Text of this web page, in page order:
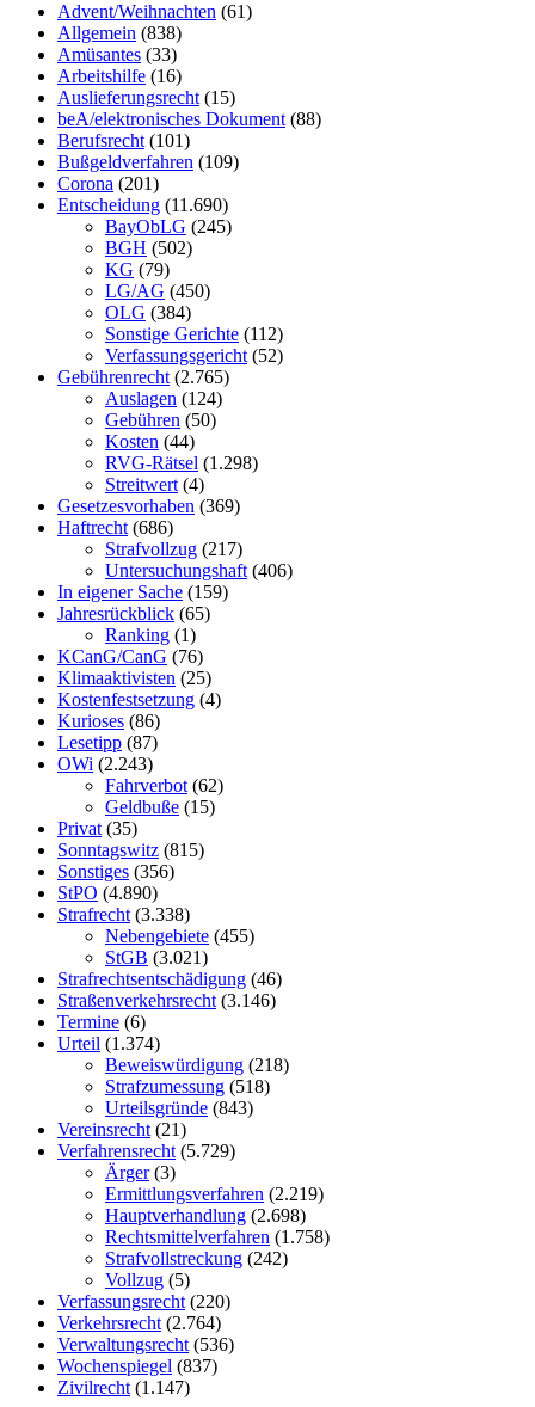
Advent/Weihnachten (61)
Allgemein (838)
Amüsantes (33)
Arbeitshilfe (16)
Auslieferungsrecht(15)
beA/elektronisches Dokument(88)
Berufsrecht(101)
Bußgeldverfahren (109)
Corona (201)
Entscheidung (11.690)
BayObLG (245)
BGH (502)
KG (79)
LG/AG (450)
OLG (384)
Sonstige Gerichte (112)
Verfassungsgericht(52)
Gebührenrecht(2.765)
Auslagen (124)
Gebühren (50)
Kosten (44)
RVG-Rätsel (1.298)
Streitwert(4)
Gesetzesvorhaben (369)
Haftrecht(686)
Strafvollzug (217)
Untersuchungshaft(406)
In eigener Sache (159)
Jahresrückblick (65)
Ranking (1)
KCanG/CanG (76)
Klimaaktivisten (25)
Kostenfestsetzung (4)
Kurioses (86)
Lesetipp (87)
OWi (2.243)
Fahrverbot(62)
Geldbuße (15)
Privat(35)
Sonntagswitz (815)
Sonstiges (356)
StPO (4.890)
Strafrecht(3.338)
Nebengebiete (455)
StGB (3.021)
Strafrechtsentschädigung (46)
Straßenverkehrsrecht(3.146)
Termine (6)
Urteil (1.374)
Beweiswürdigung (218)
Strafzumessung (518)
Urteilsgründe (843)
Vereinsrecht(21)
Verfahrensrecht(5.729)
Ärger(3)
Ermittlungsverfahren (2.219)
Hauptverhandlung (2.698)
Rechtsmittelverfahren (1.758)
Strafvollstreckung (242)
Vollzug (5)
Verfassungsrecht(220)
Verkehrsrecht(2.764)
Verwaltungsrecht(536)
Wochenspiegel (837)
Zivilrecht(1.147)